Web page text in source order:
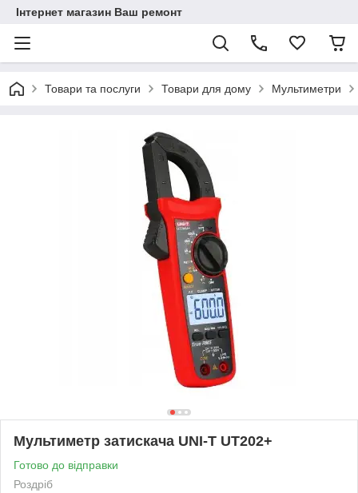
Інтернет магазин Ваш ремонт
Товари та послуги Товари для дому Мультиметри
Мультиметр затискача UNI-T UT202+
Готово до відправки
Роздріб